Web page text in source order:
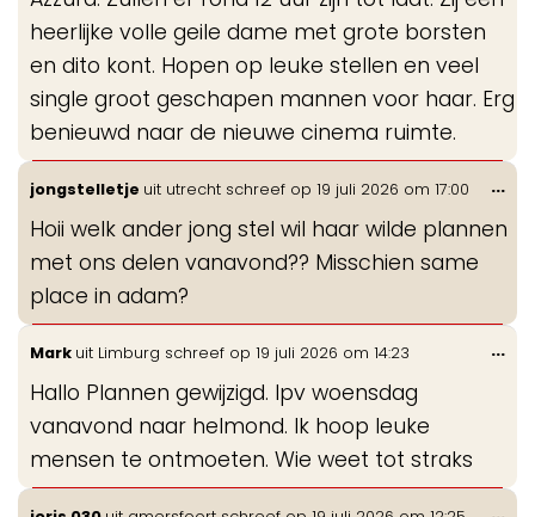
heerlijke volle geile dame met grote borsten
en dito kont. Hopen op leuke stellen en veel
single groot geschapen mannen voor haar. Erg
benieuwd naar de nieuwe cinema ruimte.
jongstelletje uit utrecht schreef op 19 juli 2026 om 17:00
Hoii welk ander jong stel wil haar wilde plannen
met ons delen vanavond?? Misschien same
place in adam?
...
Mark uit Limburg schreef op 19 juli 2026 om 14:23
Hallo Plannen gewijzigd. Ipv woensdag
vanavond naar helmond. Ik hoop leuke
mensen te ontmoeten. Wie weet tot straks
...